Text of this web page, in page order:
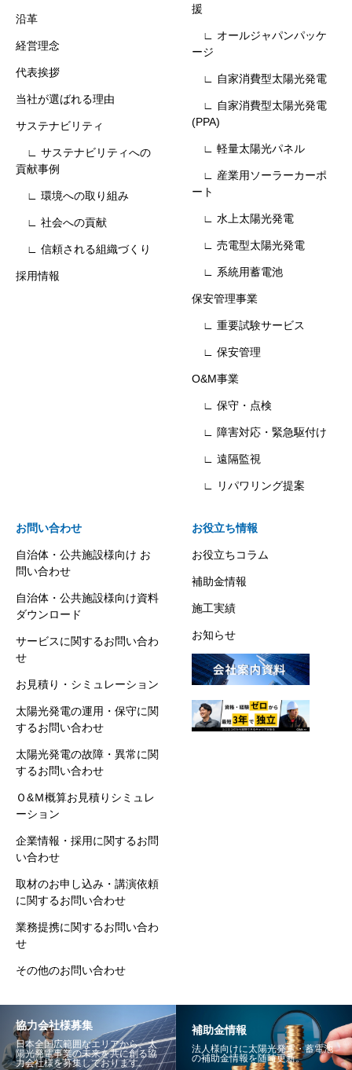
沿革
経営理念
代表挨拶
当社が選ばれる理由
サステナビリティ
∟ サステナビリティへの
貢献事例
∟ 環境への取り組み
∟ 社会への貢献
∟ 信頼される組織づくり
採用情報
援
∟ オールジャパンパッケ
ージ
∟ 自家消費型太陽光発電
∟ 自家消費型太陽光発電
(PPA)
∟ 軽量太陽光パネル
∟ 産業用ソーラーカーポ
ート
∟ 水上太陽光発電
∟ 売電型太陽光発電
∟ 系統用蓄電池
保安管理事業
∟ 重要試験サービス
∟ 保安管理
O&M事業
∟ 保守・点検
∟ 障害対応・緊急駆付け
∟ 遠隔監視
∟ リパワリング提案
お問い合わせ
自治体・公共施設様向け お
問い合わせ
自治体・公共施設様向け資料
ダウンロード
サービスに関するお問い合わ
せ
お見積り・シミュレーション
太陽光発電の運用・保守に関
するお問い合わせ
太陽光発電の故障・異常に関
するお問い合わせ
Ｏ&Ｍ概算お見積りシミュレ
ーション
企業情報・採用に関するお問
い合わせ
取材のお申し込み・講演依頼
に関するお問い合わせ
業務提携に関するお問い合わ
せ
その他のお問い合わせ
お役立ち情報
お役立ちコラム
補助金情報
施工実績
お知らせ
協力会社様募集
日本全国広範囲なエリアから、太
陽光発電事業の未来を共に創る協
力会社様を募集しております。
補助金情報
法人様向けに太陽光発電・蓄電池
の補助金情報を随時更新。